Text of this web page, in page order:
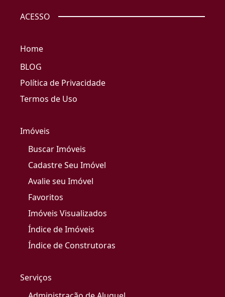
ACESSO
Home
BLOG
Política de Privacidade
Termos de Uso
Imóveis
Buscar Imóveis
Cadastre Seu Imóvel
Avalie seu Imóvel
Favoritos
Imóveis Visualizados
Índice de Imóveis
Índice de Construtoras
Serviços